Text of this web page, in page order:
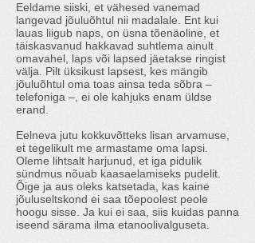
Eeldame siiski, et vähesed vanemad
langevad jõuluõhtul nii madalale. Ent kui
lauas liigub naps, on üsna tõenäoline, et
täiskasvanud hakkavad suhtlema ainult
omavahel, laps või lapsed jäetakse ringist
välja. Pilt üksikust lapsest, kes mängib
jõuluõhtul oma toas ainsa teda sõbra –
telefoniga –, ei ole kahjuks enam üldse
erand.
Eelneva jutu kokkuvõtteks lisan arvamuse,
et tegelikult me armastame oma lapsi.
Oleme lihtsalt harjunud, et iga pidulik
sündmus nõuab kaasaelamiseks pudelit.
Õige ja aus oleks katsetada, kas kaine
jõuluseltskond ei saa tõepoolest peole
hoogu sisse. Ja kui ei saa, siis kuidas panna
iseend särama ilma etanoolivalguseta.